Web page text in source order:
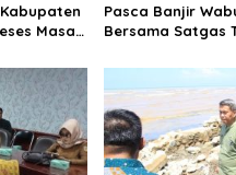
Kabupaten
Masa
Pasca Banjir
Bersama Satgas
di Desa Air Panas